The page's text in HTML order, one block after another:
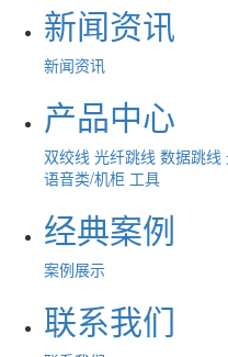
新闻资讯
新闻资讯
产品中心
双绞线 光纤跳线 数据跳线
语音类/机柜 工具
经典案例
案例展示
联系我们